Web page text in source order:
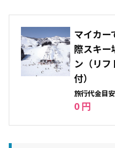
マイカ
際スキ
ン（リフ
付）
旅⾏代⾦⽬安
0 円